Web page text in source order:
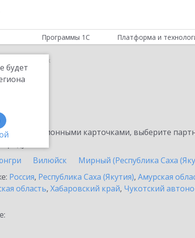
будет
Программы 1С Платформа и
Якутск
с информационными карточками, выберите
Вилюйск
Мирный (Республика Саха
Россия, Республика Саха (Якутия), Амурская
область, Хабаровский край, Чукотский